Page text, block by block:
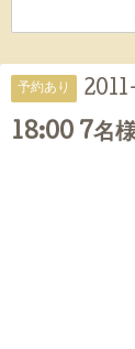
予約あり
18:00 7名